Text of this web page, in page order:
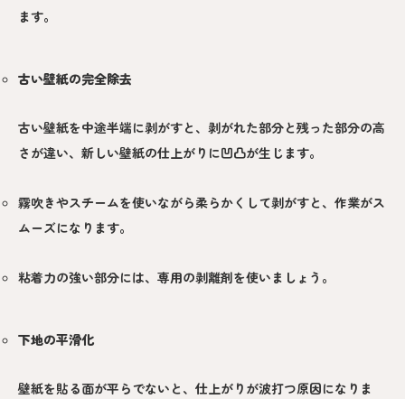
ます。
古い壁紙の完全除去
古い壁紙を中途半端に剥がすと、剥がれた部分と残った部分の高
さが違い、新しい壁紙の仕上がりに凹凸が生じます。
霧吹きやスチームを使いながら柔らかくして剥がすと、作業がス
ムーズになります。
粘着力の強い部分には、専用の剥離剤を使いましょう。
下地の平滑化
壁紙を貼る面が平らでないと、仕上がりが波打つ原因になりま